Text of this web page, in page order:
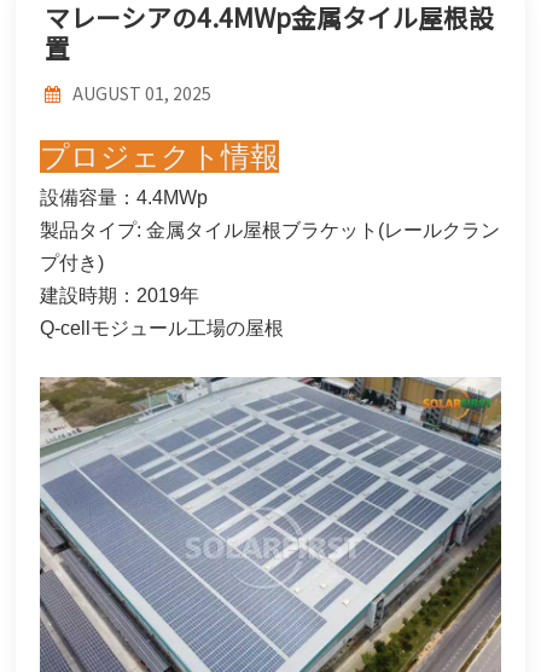
Русский
Español
日本語
한국어
بالعربية
マレーシアの4.4MWp金属タイル屋根設
置
AUGUST 01, 2025
プロジェクト情報
設備容量：4.4MWp
製品タイプ: 金属タイル屋根ブラケット(レールクラン
プ付き)
建設時期：2019年
Q-cellモジュール工場の屋根